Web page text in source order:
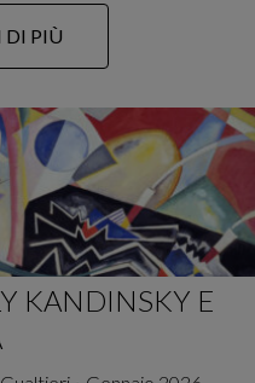
DI PIÙ
KANDINSKY E